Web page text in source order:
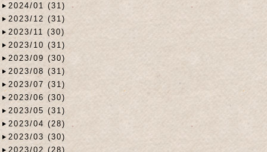
2024/01 (31)
2023/12 (31)
2023/11 (30)
2023/10 (31)
2023/09 (30)
2023/08 (31)
2023/07 (31)
2023/06 (30)
2023/05 (31)
2023/04 (28)
2023/03 (30)
2023/02 (28)